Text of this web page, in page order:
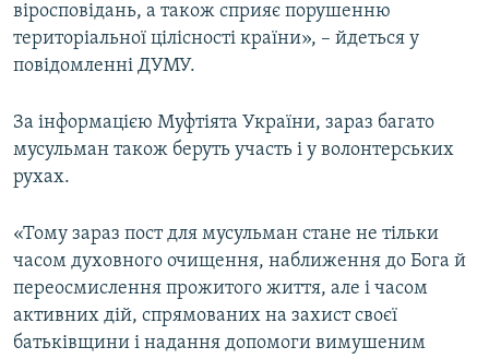
віросповідань, а також сприяє порушенню
територіальної цілісності країни», – йдеться у
повідомленні ДУМУ.
За інформацією Муфтіята України, зараз багато
мусульман також беруть участь і у волонтерських
рухах.
«Тому зараз пост для мусульман стане не тільки
часом духовного очищення, наближення до Бога й
переосмислення прожитого життя, але і часом
активних дій, спрямованих на захист своєї
батьківщини і надання допомоги вимушеним